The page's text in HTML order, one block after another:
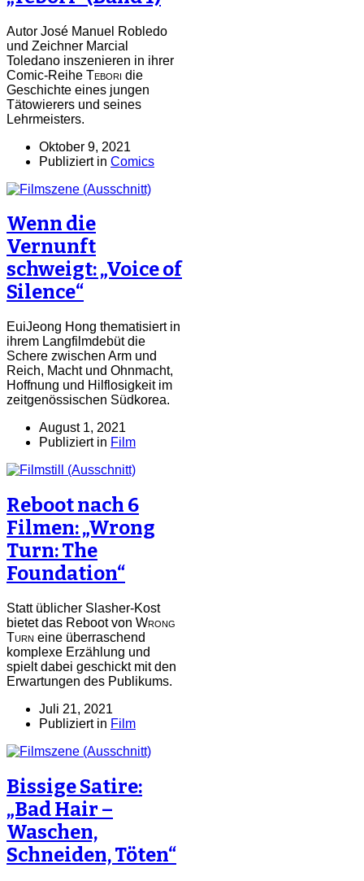
Autor José Manuel Robledo
und Zeichner Marcial
Toledano inszenieren in ihrer
Comic-Reihe Tebori die
Geschichte eines jungen
Tätowierers und seines
Lehrmeisters.
Oktober 9, 2021
Publiziert in Comics
Wenn die
Vernunft
schweigt: „Voice of
Silence“
EuiJeong Hong thematisiert in
ihrem Langfilmdebüt die
Schere zwischen Arm und
Reich, Macht und Ohnmacht,
Hoffnung und Hilflosigkeit im
zeitgenössischen Südkorea.
August 1, 2021
Publiziert in Film
Reboot nach 6
Filmen: „Wrong
Turn: The
Foundation“
Statt üblicher Slasher-Kost
bietet das Reboot von Wrong
Turn eine überraschend
komplexe Erzählung und
spielt dabei geschickt mit den
Erwartungen des Publikums.
Juli 21, 2021
Publiziert in Film
Bissige Satire:
„Bad Hair –
Waschen,
Schneiden, Töten“